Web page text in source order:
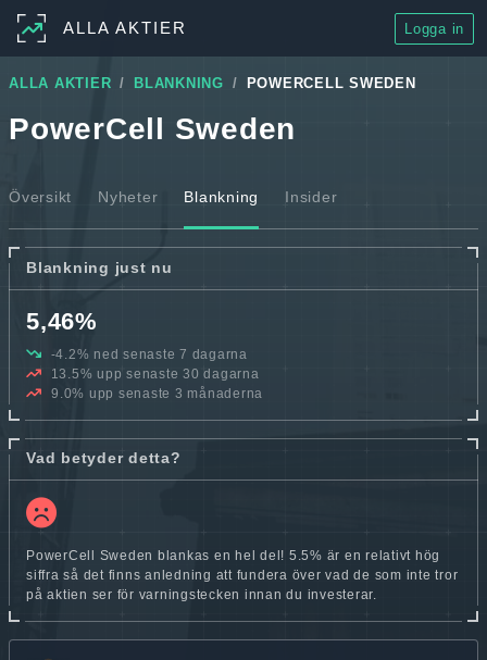
ALLA AKTIER Logga in
ALLA AKTIER BLANKNING POWERCELL SWEDEN
PowerCell Sweden
Översikt Nyheter Blankning Insider
Blankning just nu
5,46%
-4.2% ned senaste 7 dagarna
13.5% upp senaste 30 dagarna
9.0% upp senaste 3 månaderna
Vad betyder detta?
PowerCell Sweden blankas en hel del! 5.5% är en relativt hög
siffra så det finns anledning att fundera över vad de som inte tror
på aktien ser för varningstecken innan du investerar.